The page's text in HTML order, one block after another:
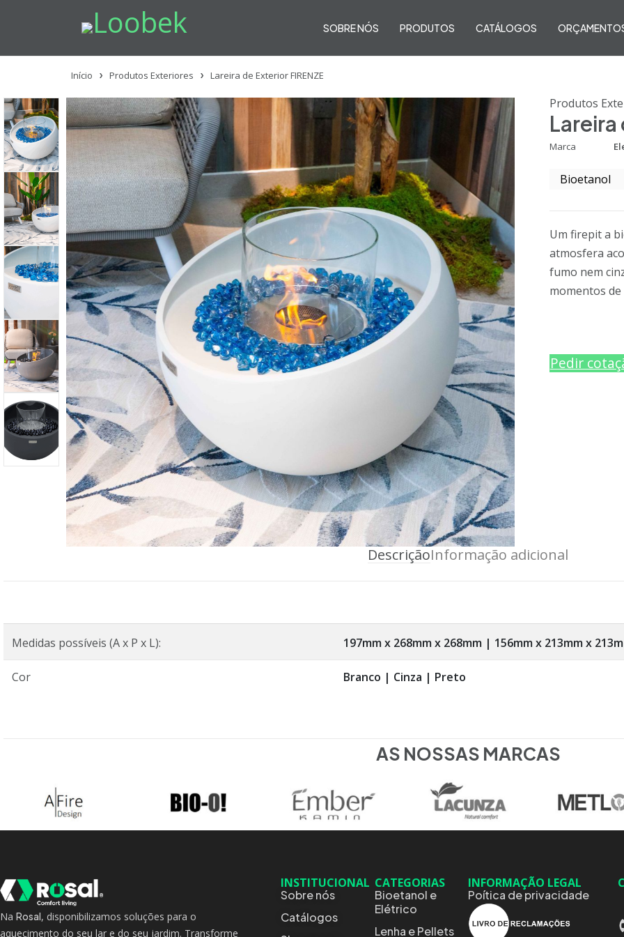
SOBRE NÓS PRODUTOS CATÁLOGOS
Início Produtos Exteriores Lareira de Exterior FIRENZE
Produtos
Lareira
Marca
Bioetanol
Um firepit a
atmosfera
fumo nem
momentos
Pedir
DescriçãoInformação adicional
Medidas possíveis (A x P x L): 197mm x 268mm x 268mm | 156mm x 213mm x
Cor Branco | Cinza | Preto
AS NOSSAS MARCAS
Na Rosal, disponibilizamos soluções para o
aquecimento do seu lar e do seu jardim. Transforme
INSTITUCIONAL
Sobre nós
Catálogos
CATEGORIAS
Bioetanol e
Elétrico
Lenha e Pellets
INFORMAÇÃO LEGAL
Poítica de privacidade